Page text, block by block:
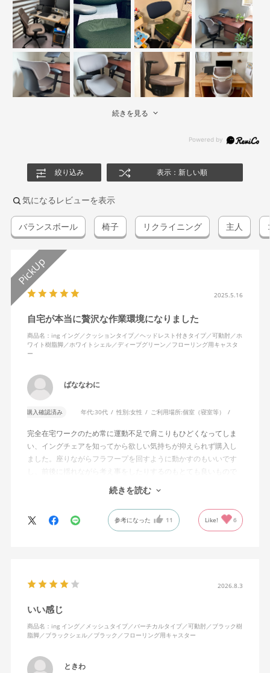
続きを見る
絞り込み 表示：新しい順
気になるレビューを表示
バランスボール 椅子 リクライニング 主人
2025.5.16
自宅が本当に贅沢な作業環境になりました
商品名：ing イング／クッションタイプ／ヘッドレスト付きタイプ／可動肘／ホ
ワイト樹脂脚／ホワイトシェル／ディープグリーン／フローリング用キャスタ
ー
ばななわに
購入確認済み 年代:30代 性別:女性 ご利用場所:個室（寝室等）
完全在宅ワークのため常に運動不足で肩こりもひどくなってしま
い、イングチェアを知ってから欲しい気持ちが抑えられず購入し
ました。座りながらフラフープを回すように動かすのもいいです
し、前後に揺れながら考え事をしたりするのもとても良いもので
す。カチャカチャ音が鳴るわけではないのですが、オフィスで揺
れてばっかだと怒られそうですが、自宅なら何も気にせずに使え
特に前後に揺らす時にヘッドレストありで購入して良かったと思
えます。揺れを止める機能もちゃんとあります。
続きを読む
参考になった 11 Like! 6
2026.8.3
いい感じ
商品名：ing イング／メッシュタイプ／バーチカルタイプ／可動肘／ブラック樹
脂脚／ブラックシェル／ブラック／フローリング用キャスター
ときわ